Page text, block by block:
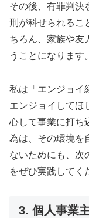
その後、有罪判決
刑が科せられるこ
ちろん、家族や友
うことになります。
私は「エンジョイ
エンジョイしてほ
心して事業に打ち
為は、その環境を
ないためにも、次
をぜひ実践してく
3. 個人事業